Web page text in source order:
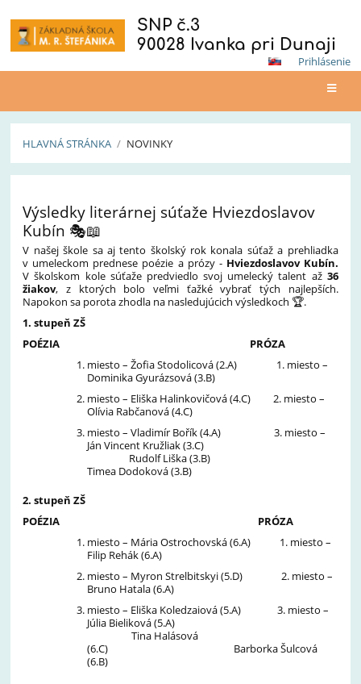
SNP č.3
90028 Ivanka pri Dunaji
Prihlásenie
HLAVNÁ STRÁNKA / NOVINKY
Výsledky literárnej súťaže Hviezdoslavov
Kubín 🎭📖
V našej škole sa aj tento školský rok konala súťaž a prehliadka
v umeleckom prednese poézie a prózy - Hviezdoslavov Kubín.
V školskom kole súťaže predviedlo svoj umelecký talent až 36
žiakov, z ktorých bolo veľmi ťažké vybrať tých najlepších.
Napokon sa porota zhodla na nasledujúcich výsledkoch 🏆.
1. stupeň ZŠ
POÉZIA
PRÓZA
miesto – Žofia Stodolicová (2.A) 1. miesto –
Dominika Gyurázsová (3.B)
miesto – Eliška Halinkovičová (4.C) 2. miesto –
Olívia Rabčanová (4.C)
miesto – Vladimír Bořík (4.A) 3. miesto –
Ján Vincent Kružliak (3.C)
Rudolf Liška (3.B)
Timea Dodoková (3.B)
2. stupeň ZŠ
POÉZIA
PRÓZA
miesto – Mária Ostrochovská (6.A) 1. miesto –
Filip Rehák (6.A)
miesto – Myron Strelbitskyi (5.D) 2. miesto –
Bruno Hatala (6.A)
miesto – Eliška Koledzaiová (5.A) 3. miesto –
Júlia Bieliková (5.A)
Tina Halásová
(6.C) Barborka Šulcová
(6.B)